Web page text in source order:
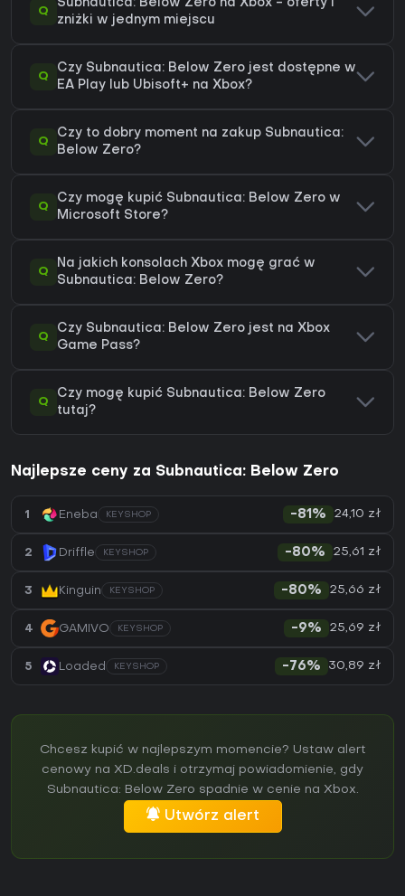
Q
Subnautica: Below Zero na Xbox - oferty i
zniżki w jednym miejscu
Q
Czy Subnautica: Below Zero jest dostępne w
EA Play lub Ubisoft+ na Xbox?
Q
Czy to dobry moment na zakup Subnautica:
Below Zero?
Q
Czy mogę kupić Subnautica: Below Zero w
Microsoft Store?
Q
Na jakich konsolach Xbox mogę grać w
Subnautica: Below Zero?
Q
Czy Subnautica: Below Zero jest na Xbox
Game Pass?
Q
Czy mogę kupić Subnautica: Below Zero
tutaj?
Najlepsze ceny za Subnautica: Below Zero
1 Eneba KEYSHOP -81% 24,10 zł
2 Driffle KEYSHOP -80% 25,61 zł
3 Kinguin KEYSHOP -80% 25,66 zł
4 GAMIVO KEYSHOP -9% 25,69 zł
5 Loaded KEYSHOP -76% 30,89 zł
Chcesz kupić w najlepszym momencie? Ustaw alert
cenowy na XD.deals i otrzymaj powiadomienie, gdy
Subnautica: Below Zero spadnie w cenie na Xbox.
Utwórz alert